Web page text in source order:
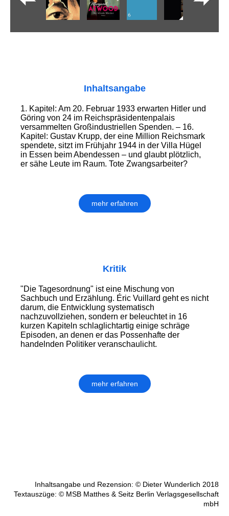
Inhaltsangabe
1. Kapitel: Am 20. Februar 1933 erwarten Hitler und
Göring von 24 im Reichspräsidentenpalais
versammelten Großindustriellen Spenden. – 16.
Kapitel: Gustav Krupp, der eine Million Reichsmark
spendete, sitzt im Frühjahr 1944 in der Villa Hügel
in Essen beim Abendessen – und glaubt plötzlich,
er sähe Leute im Raum. Tote Zwangsarbeiter?
mehr erfahren
Kritik
"Die Tagesordnung" ist eine Mischung von
Sachbuch und Erzählung. Éric Vuillard geht es nicht
darum, die Entwicklung systematisch
nachzuvollziehen, sondern er beleuchtet in 16
kurzen Kapiteln schlaglichtartig einige schräge
Episoden, an denen er das Possenhafte der
handelnden Politiker veranschaulicht.
mehr erfahren
Inhaltsangabe und Rezension: © Dieter Wunderlich 2018
Textauszüge: © MSB Matthes & Seitz Berlin Verlagsgesellschaft
mbH